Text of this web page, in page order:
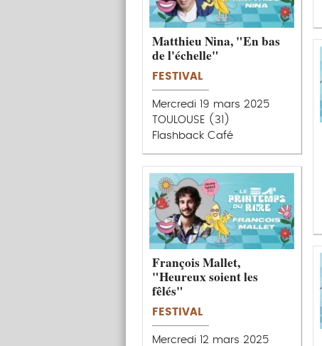
Matthieu Nina, "En bas
de l'échelle"
FESTIVAL
Mercredi 19 mars 2025
TOULOUSE (31)
Flashback Café
François Mallet,
"Heureux soient les
fêlés"
FESTIVAL
Mercredi 12 mars 2025